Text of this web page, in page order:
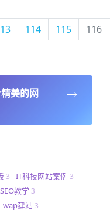
114 115 116
美的网
→
3 IT科技网站案例 3
SEO教学 3
wap建站 3